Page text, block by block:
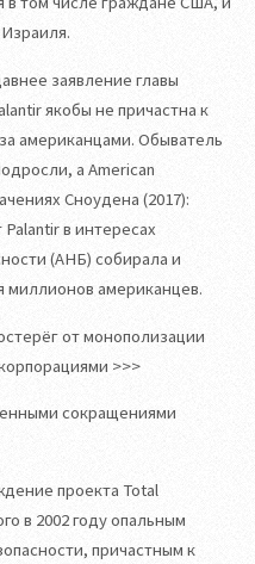
заявление главы
якобы не причастна к
американцами. Обыватель
а American
Сноудена (2017):
в интересах
(АНБ) собирала и
американцев.
от монополизации
>>>
сокращениями
проекта Total
в 2002 году опальным
причастным к